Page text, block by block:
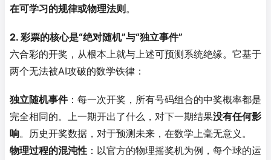
在可学习的规律或物理法则。
2. 彩票的核心是“绝对随机”与“独立事件”
六合彩的开奖，从根本上就与上述可预测系统绝缘。它基于
两个无法被AI攻破的数学铁律：
独立随机事件：每一次开奖，所有号码组合的中奖概率都是
完全相同的。上一期开出了什么，对下一期结果没有任何影
响。历史开奖数据，对于预测未来，在数学上毫无意义。
物理过程的混沌性 ：以官方的物理摇奖机为例，每个球的运